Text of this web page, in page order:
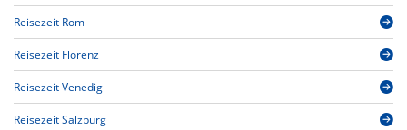
Reisezeit Rom
Reisezeit Florenz
Reisezeit Venedig
Reisezeit Salzburg